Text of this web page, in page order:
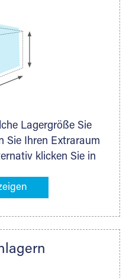
Lagergröße Sie
Sie Ihren Extraraum
klicken Sie in
einlagern möchten –
Ihr Extraraum
und zu